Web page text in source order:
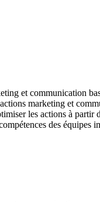
et communication
marketing et
les actions à partir
des équipes